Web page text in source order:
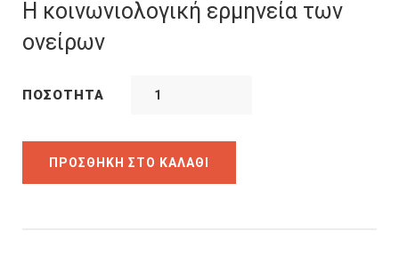
Η κοινωνιολογική ερμηνεία των
ονείρων
ΠΟΣΌΤΗΤΑ
ΠΡΟΣΘΉΚΗ ΣΤΟ ΚΑΛΆΘΙ